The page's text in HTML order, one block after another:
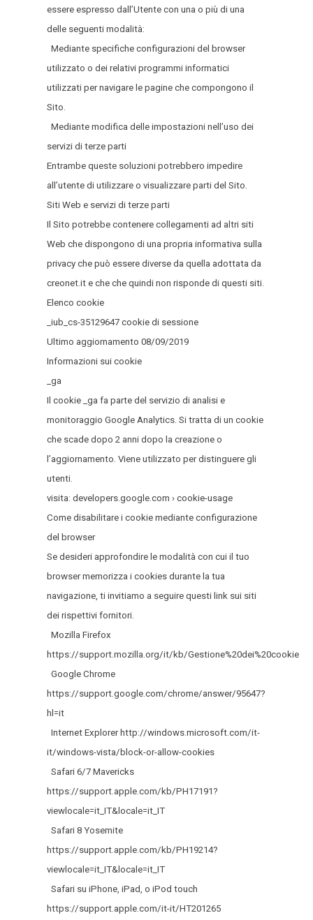
essere espresso dall’Utente con una o più di una
delle seguenti modalità:
Mediante specifiche configurazioni del browser
utilizzato o dei relativi programmi informatici
utilizzati per navigare le pagine che compongono il
Sito.
Mediante modifica delle impostazioni nell’uso dei
servizi di terze parti
Entrambe queste soluzioni potrebbero impedire
all’utente di utilizzare o visualizzare parti del Sito.
Siti Web e servizi di terze parti
Il Sito potrebbe contenere collegamenti ad altri siti
Web che dispongono di una propria informativa sulla
privacy che può essere diverse da quella adottata da
creonet.it e che che quindi non risponde di questi siti.
Elenco cookie
_iub_cs-35129647 cookie di sessione
Ultimo aggiornamento 08/09/2019
Informazioni sui cookie
_ga
Il cookie _ga fa parte del servizio di analisi e
monitoraggio Google Analytics. Si tratta di un cookie
che scade dopo 2 anni dopo la creazione o
l’aggiornamento. Viene utilizzato per distinguere gli
utenti.
visita: developers.google.com › cookie-usage
Come disabilitare i cookie mediante configurazione
del browser
Se desideri approfondire le modalità con cui il tuo
browser memorizza i cookies durante la tua
navigazione, ti invitiamo a seguire questi link sui siti
dei rispettivi fornitori.
Mozilla Firefox
https://support.mozilla.org/it/kb/Gestione%20dei%20cookie
Google Chrome
https://support.google.com/chrome/answer/95647?
hl=it
Internet Explorer http://windows.microsoft.com/it-
it/windows-vista/block-or-allow-cookies
Safari 6/7 Mavericks
https://support.apple.com/kb/PH17191?
viewlocale=it_IT&locale=it_IT
Safari 8 Yosemite
https://support.apple.com/kb/PH19214?
viewlocale=it_IT&locale=it_IT
Safari su iPhone, iPad, o iPod touch
https://support.apple.com/it-it/HT201265